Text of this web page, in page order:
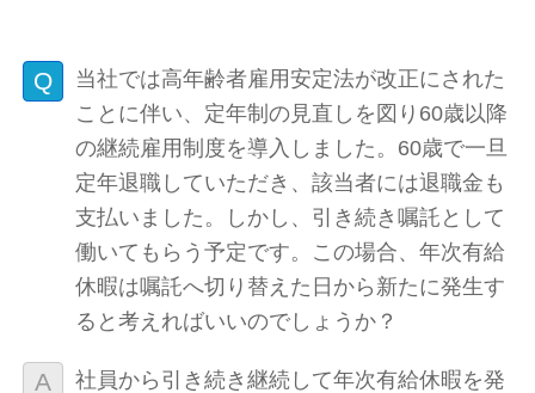
当社では高年齢者雇用安定法が改正にされた
ことに伴い、定年制の見直しを図り60歳以降
の継続雇用制度を導入しました。60歳で一旦
定年退職していただき、該当者には退職金も
支払いました。しかし、引き続き嘱託として
働いてもらう予定です。この場合、年次有給
休暇は嘱託へ切り替えた日から新たに発生す
ると考えればいいのでしょうか？
社員から引き続き継続して年次有給休暇を発